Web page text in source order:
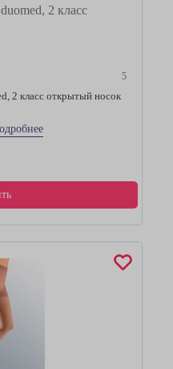
2 класс
5
2 класс открытый носок